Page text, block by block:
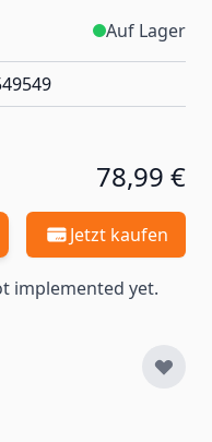
Auf Lager
78,99 €
Jetzt kaufen
implemented yet.